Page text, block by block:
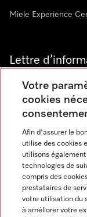
Miele Experience
Lettre
Langue
FRANCAIS
Votre
cookies
Afin d'assurer le
utilise des cookies
utilisons
technologies de
compris des
prestataires de
votre utilisation du
à améliorer votre